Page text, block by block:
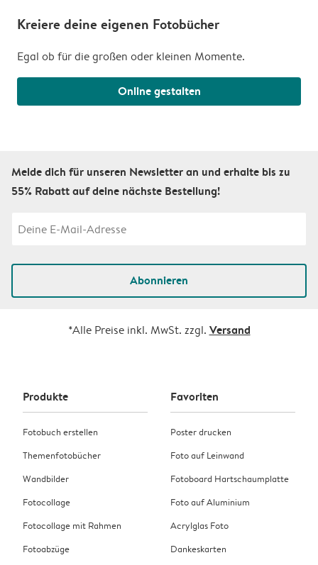
Kreiere deine eigenen Fotobücher
Egal ob für die großen oder kleinen Momente.
Online gestalten
Melde dich für unseren Newsletter an und erhalte bis zu
55% Rabatt auf deine nächste Bestellung!
Abonnieren
*Alle Preise inkl. MwSt. zzgl. Versand
Produkte
Fotobuch erstellen
Themenfotobücher
Wandbilder
Fotocollage
Fotocollage mit Rahmen
Fotoabzüge
Favoriten
Poster drucken
Foto auf Leinwand
Fotoboard Hartschaumplatte
Foto auf Aluminium
Acrylglas Foto
Dankeskarten